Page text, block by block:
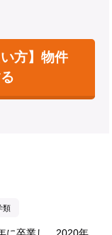
方】物件
類